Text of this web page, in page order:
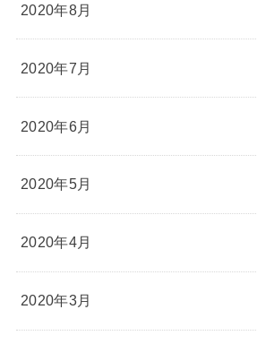
2020年8月
2020年7月
2020年6月
2020年5月
2020年4月
2020年3月